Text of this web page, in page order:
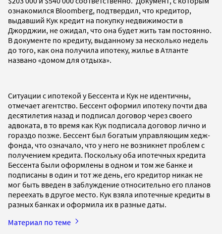
ознакомилcя Bloomberg, подтвердил, что кредитор,
выдавший Кук кредит на покупку недвижимости в
Джорджии, не ожидал, что она будет жить там постоянно.
В документе по кредиту, выданному за несколько недель
до того, как она получила ипотеку, жилье в Атланте
названо «домом для отдыха».
Ситуации с ипотекой у Бессента и Кук не идентичны,
отмечает агентство. Бессент оформил ипотеку почти два
десятилетия назад и подписал договор через своего
адвоката, в то время как Кук подписала договор лично и
гораздо позже. Бессент был богатым управляющим хедж-
фонда, что означало, что у него не возникнет проблем с
получением кредита. Поскольку оба ипотечных кредита
Бессента были оформлены в одном и том же банке и
подписаны в один и тот же день, его кредитор никак не
мог быть введен в заблуждение относительно его планов
переехать в другое место. Кук взяла ипотечные кредиты в
разных банках и оформила их в разные даты.
Материал по теме